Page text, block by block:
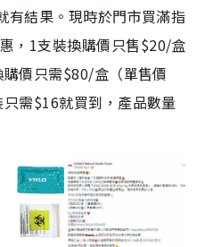
有結果。現時於門市買滿指
，1支裝換購價只售$20/盒
購價只需$80/盒（單售價
需$16就買到，產品數量